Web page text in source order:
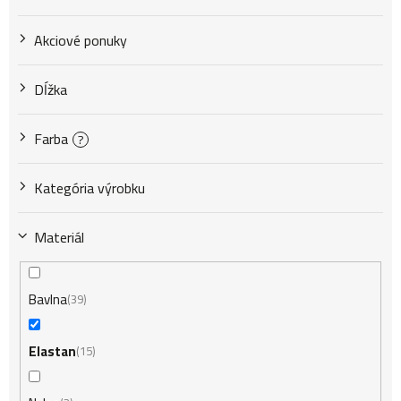
o
d
u
Akciové ponuky
Dĺžka
Farba ?
Kategória výrobku
Materiál
Bavlna39
Elastan 15